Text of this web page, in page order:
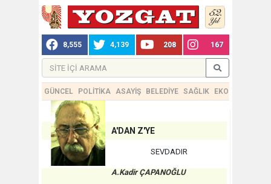
8,555 4,139 208 167
GÜNCEL POLİTİKA ASAYİŞ BELEDİYE SAĞLIK EKONOMİ
A'DAN Z'YE
SEVDADIR
A.Kadir ÇAPANOĞLU